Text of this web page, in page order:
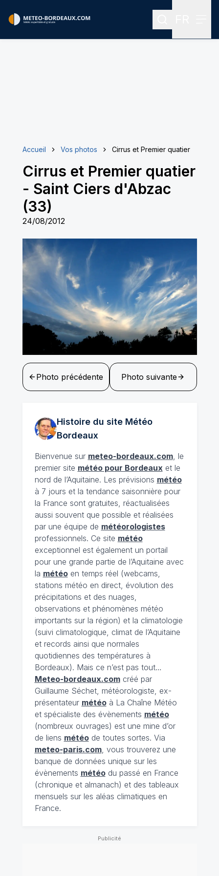
Rechercher
Accueil Vos photos Cirrus et Premier quatier
Cirrus et Premier quatier
- Saint Ciers d'Abzac
(33)
24/08/2012
Photo précédente Photo suivante
Histoire du site Météo
Bordeaux
Bienvenue sur meteo-bordeaux.com, le
premier site météo pour Bordeauxet le
nord de l’Aquitaine. Les prévisions météo
à 7 jours et la tendance saisonnière pour
la France sont gratuites, réactualisées
aussi souvent que possible et réalisées
par une équipe de météorologistes
professionnels. Ce site météo
exceptionnel est également un portail
pour une grande partie de l’Aquitaine avec
la météoen temps réel (webcams,
stations météo en direct, évolution des
précipitations et des nuages,
observations et phénomènes météo
importants sur la région) et la climatologie
(suivi climatologique, climat de l’Aquitaine
et records ainsi que normales
quotidiennes des températures à
Bordeaux). Mais ce n’est pas tout…
Meteo-bordeaux.comcréé par
Guillaume Séchet, météorologiste, ex-
présentateur météoà La Chaîne Météo
et spécialiste des évènements météo
(nombreux ouvrages) est une mine d’or
de liens météode toutes sortes. Via
meteo-paris.com, vous trouverez une
banque de données unique sur les
évènements météodu passé en France
(chronique et almanach) et des tableaux
mensuels sur les aléas climatiques en
France.